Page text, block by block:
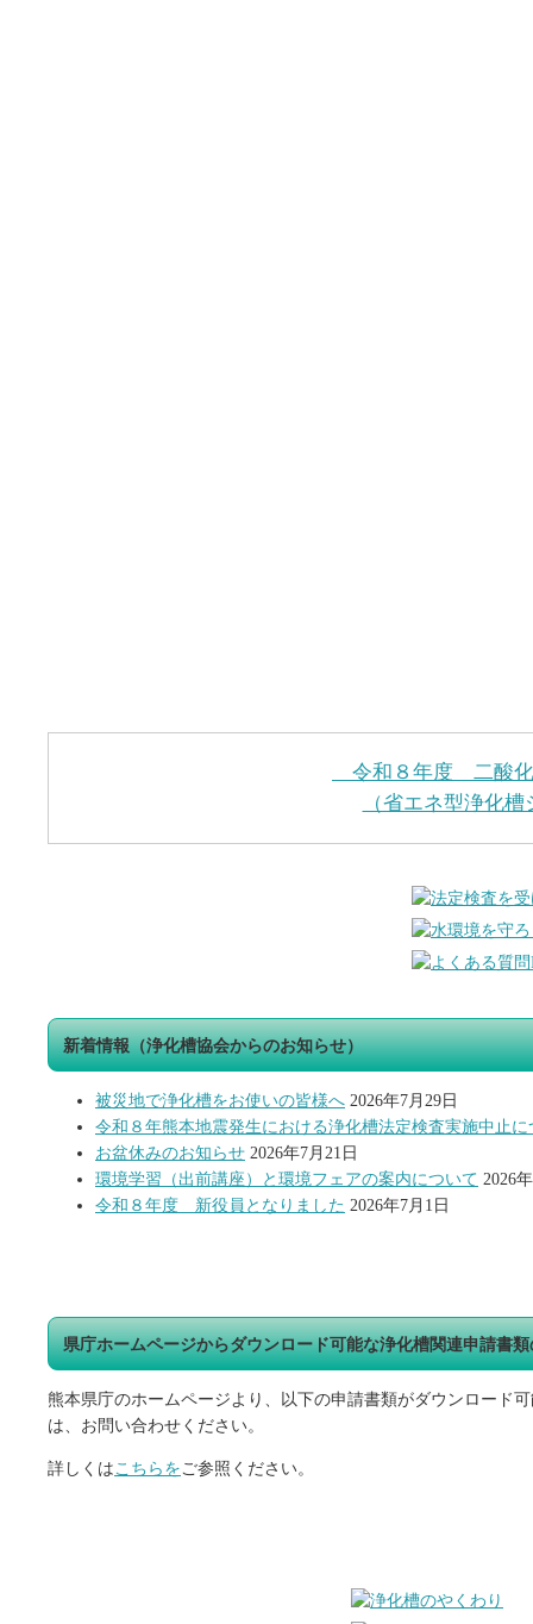
令和８年度 二酸
（省エネ型浄化
新着情報（浄化槽協会からのお知らせ）
被災地で浄化槽をお使いの皆様へ 2026年7月29日
令和８年熊本地震発生における浄化槽法定検査実施中止に
お盆休みのお知らせ 2026年7月21日
環境学習（出前講座）と環境フェアの案内について 2026
令和８年度 新役員となりました 2026年7月1日
県庁ホームページからダウンロード可能な浄化槽関連申請書
熊本県庁のホームページより、以下の申請書類がダウンロード
は、お問い合わせください。
詳しくはこちらをご参照ください。